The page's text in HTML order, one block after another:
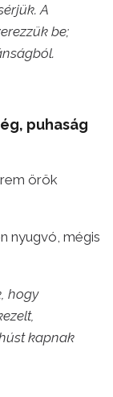
A
be;
puhaság
örök
nyugvó, mégis
hogy
kapnak